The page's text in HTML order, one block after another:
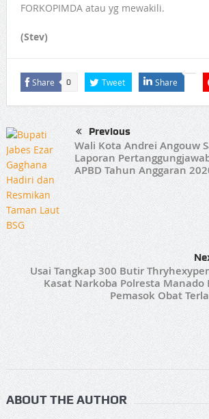
FORKOPIMDA atau yg mewakili.
(Stev)
Share 0 Tweet Share
Previous
Wali Kota Andrei Angouw
Laporan
APBD Tahun Anggaran
Usai Tangkap 300 Butir
Kasat Narkoba Polresta Manado
Pemasok Obat
ABOUT THE AUTHOR